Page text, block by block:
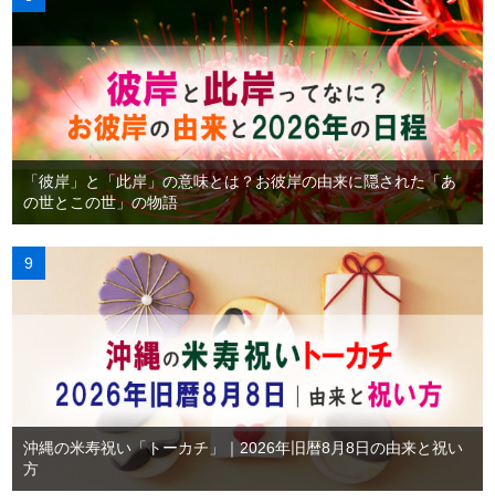
「彼岸」と「此岸」の意味とは？お彼岸の由来に隠された「あ
の世とこの世」の物語
沖縄の米寿祝い「トーカチ」｜2026年旧暦8月8日の由来と祝い
方